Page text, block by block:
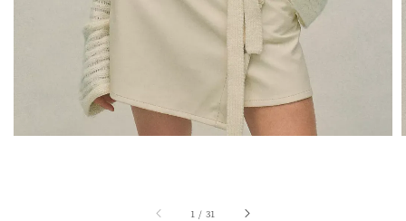
1 / 31